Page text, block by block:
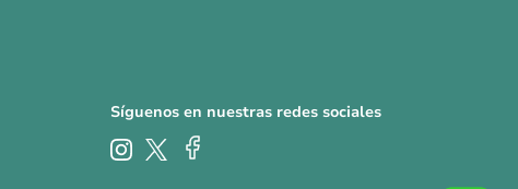
Síguenos en nuestras redes sociales